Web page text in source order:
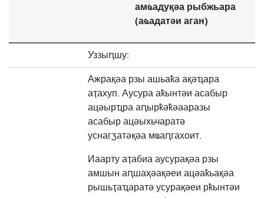
амҩадуқәа рыбжьара
(аҩадатәи аган)
Уззыԥшу:
Ажрақәа рзы ашьаҟа ақәҵара
аҭахуп. Аусура аҟынтәи асабыр
ацәырҵра аԥырҟәҟәааразы
асабыр ацәыхьчаратә
уснагӡатәқәа мҩаԥгахоит.
Иаарту аҭабиа аусурақәа рзы
амшын аԥшаҳәақәеи ацәаҟьақәа
рышьҭаҵаратә усурақәеи рҟынтәи